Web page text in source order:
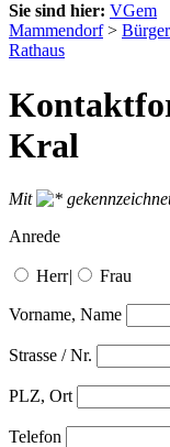
Sie sind hier: VGem
Mammendorf>
Rathaus
Kral
Mit
Anrede
Herr| Frau
Vorname, Name
Strasse / Nr.
PLZ, Ort
Telefon